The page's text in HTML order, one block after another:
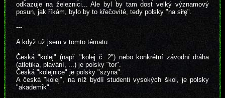
odkazuje na železnici... Ale byl by tam dost velký významový
posun, jak říkám, bylo by to křečovité, tedy polsky "na siłę".
---
A když už jsem v tomto tématu:
Česká "kolej" (např. "kolej č. 2") nebo konkrétní závodní dráha
(atletika, plavání, ...) je polsky "tor".
Česká "kolejnice" je polsky "szyna".
A česká "kolej", na níž bydlí studenti vysokých škol, je polsky
"akademik".